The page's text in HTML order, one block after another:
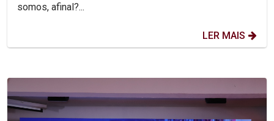
somos, afinal?...
LER MAIS